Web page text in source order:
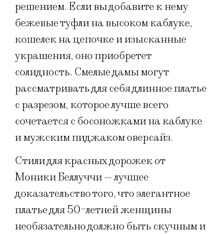
решением. Если вы добавите к нему
бежевые туфли на высоком каблуке,
кошелек на цепочке и изысканные
украшения, оно приобретет
солидность. Смелые дамы могут
рассматривать для себя длинное платье
с разрезом, которое лучше всего
сочетается с босоножками на каблуке
и мужским пиджаком оверсайз.
Стили для красных дорожек от
Моники Беллуччи — лучшее
доказательство того, что элегантное
платье для 50-летней женщины
необязательно должно быть скучным и